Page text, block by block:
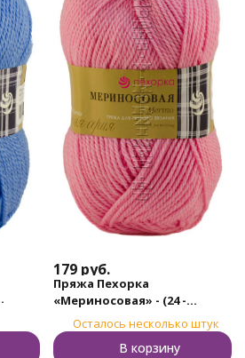
179 руб.
Пряжа Пехорка
«Мериносовая» - (24 -
Орхидея)
Осталось несколько штук
В корзину